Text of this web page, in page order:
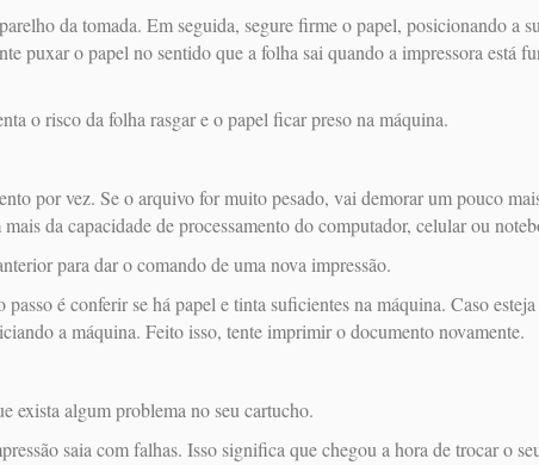
da tomada. Em seguida, segure firme o papel, posicionando a
puxar o papel no sentido que a folha sai quando a impressora está
o risco da folha rasgar e o papel ficar preso na máquina.
por vez. Se o arquivo for muito pesado, vai demorar um pouco
da capacidade de processamento do computador, celular ou
para dar o comando de uma nova impressão.
é conferir se há papel e tinta suficientes na máquina. Caso
a máquina. Feito isso, tente imprimir o documento novamente.
exista algum problema no seu cartucho.
saia com falhas. Isso significa que chegou a hora de trocar o